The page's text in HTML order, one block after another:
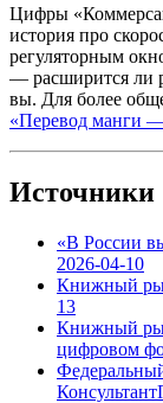
Цифры
история про
регуляторным
— расширится ли
вы. Для более
«Перевод манги
Источники
«В России
2026-04-10
Книжный
13
Книжный
цифровом